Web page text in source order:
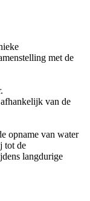
met de
van de
opname van water
tot de
langdurige